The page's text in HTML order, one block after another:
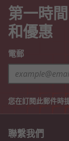
第一時
和優惠
電郵
您在訂閱此郵件時
聯繫我們